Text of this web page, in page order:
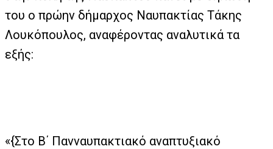
του ο πρώην δήμαρχος Ναυπακτίας Τάκης
Λουκόπουλος, αναφέροντας αναλυτικά τα
εξής:
«{Στο Β΄ Πανναυπακτιακό αναπτυξιακό